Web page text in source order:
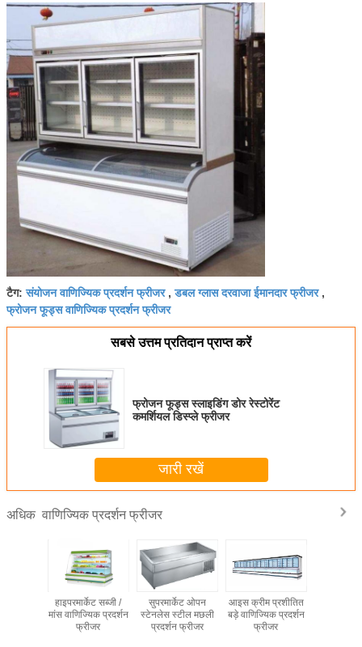
टैग:संयोजन वाणिज्यिक प्रदर्शन फ्रीजर,डबल ग्लास दरवाजा ईमानदार फ्रीजर,
फ्रोजन फूड्स वाणिज्यिक प्रदर्शन फ्रीजर
सबसे उत्तम प्रतिदान प्राप्त करें
फ्रोजन फूड्स स्लाइडिंग डोर रेस्टोरेंट
कमर्शियल डिस्प्ले फ्रीजर
जारी रखें
अधिक वाणिज्यिक प्रदर्शन फ्रीजर
हाइपरमार्केट सब्जी /
मांस वाणिज्यिक प्रदर्शन
फ्रीजर
सुपरमार्केट ओपन
स्टेनलेस स्टील मछली
प्रदर्शन फ्रीजर
आइस क्रीम प्रशीतित
बड़े वाणिज्यिक प्रदर्शन
फ्रीजर